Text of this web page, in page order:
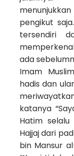
pengikut
tersendiri
ada
Imam
hadis dan
katanya
Hatim
Hajjaj dari
bin Mansur